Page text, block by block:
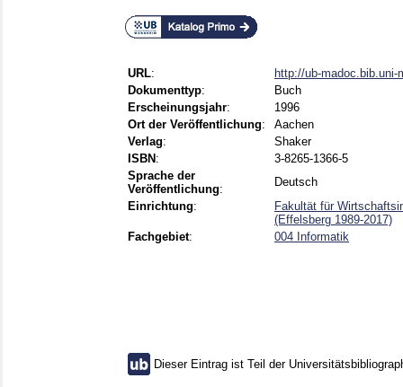
URL:
http://ub-madoc.bib.uni-
Dokumenttyp:
Buch
Erscheinungsjahr:
1996
Ort der Veröffentlichung:
Aachen
Verlag:
Shaker
ISBN :
3-8265-1366-5
Sprache der
Veröffentlichung:
Deutsch
Einrichtung:
Fakultät für
(Effelsberg 1989-2017)
Fachgebiet: 004 Informatik
Dieser Eintrag ist Teil der